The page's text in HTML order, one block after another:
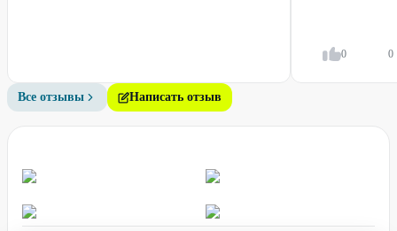
0 0
Все отзывы Написать отзыв